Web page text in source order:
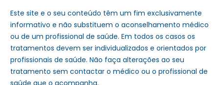
Este site e o seu conteúdo têm um fim exclusivamente
informativo e não substituem o aconselhamento médico
ou de um profissional de saúde. Em todos os casos os
tratamentos devem ser individualizados e orientados por
profissionais de saúde. Não faça alterações ao seu
tratamento sem contactar o médico ou o profissional de